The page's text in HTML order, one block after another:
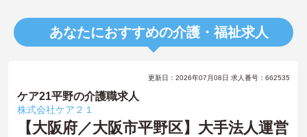
あなたにおすすめの介護・福祉求人
更新日：2026年07月08日 求人番号：662535
ケア21平野の介護職求人
株式会社ケア２１
【大阪府／大阪市平野区】大手法人運営